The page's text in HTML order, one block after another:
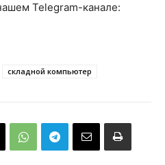
Telegram-канале:
складной компьютер